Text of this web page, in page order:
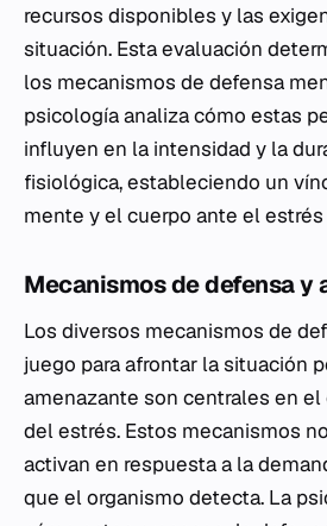
recursos disponibles y las
situación. Esta evaluación
los mecanismos de defensa
psicología analiza cómo estas
influyen en la intensidad y la
fisiológica, estableciendo un
mente y el cuerpo ante el estrés
Mecanismos de defensa y
Los diversos mecanismos de
juego para afrontar la situación
amenazante son centrales en
del estrés. Estos mecanismos
activan en respuesta a la
que el organismo detecta. La